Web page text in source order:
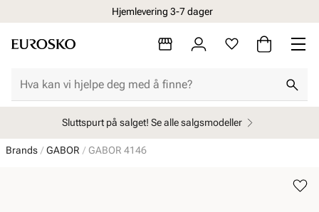
Hjemlevering 3-7 dager
Sluttspurt på salget! Se alle salgsmodeller
Brands GABOR GABOR 4146